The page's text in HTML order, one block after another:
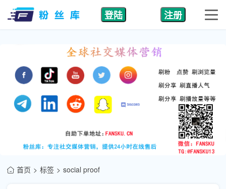
登陆 注册
首页 标签 social proof